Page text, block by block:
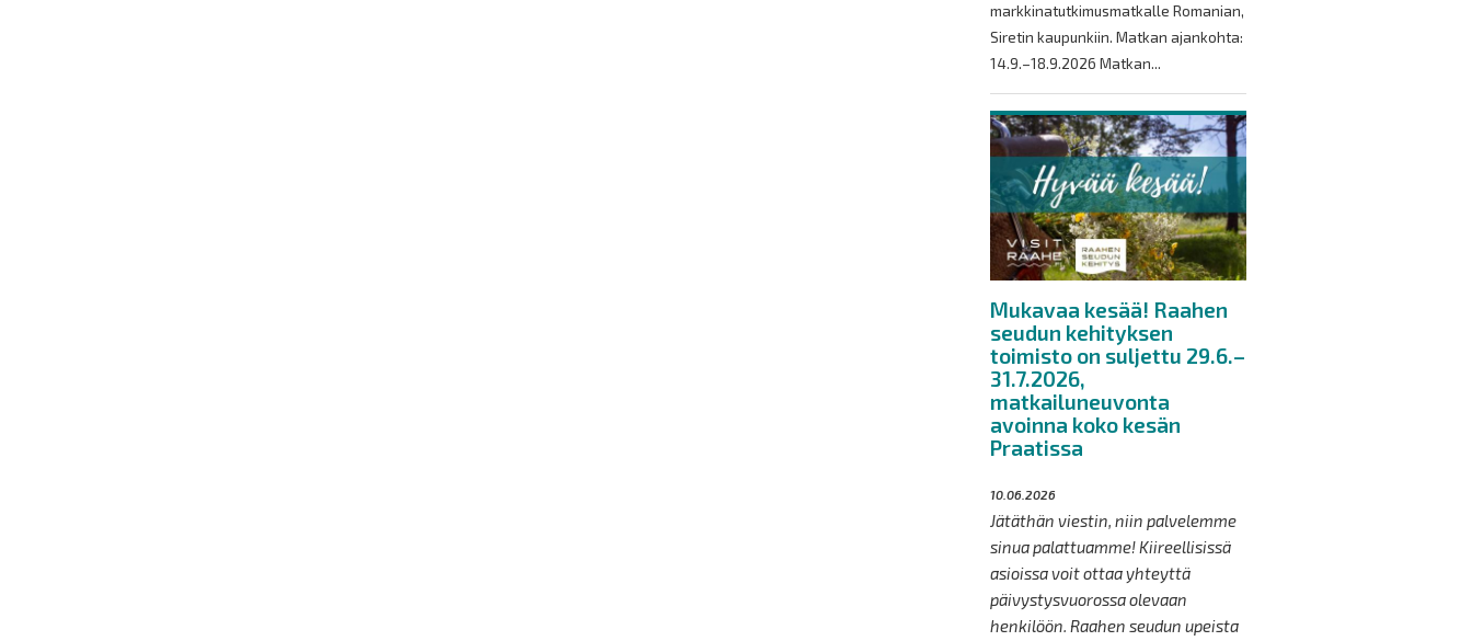
markkinatutkimusmatkalle Romanian,
Siretin kaupunkiin. Matkan ajankohta:
14.9.–18.9.2026 Matkan...
Mukavaa kesää! Raahen
seudun kehityksen
toimisto on suljettu 29.6.–
31.7.2026,
matkailuneuvonta
avoinna koko kesän
Praatissa
10.06.2026
Jätäthän viestin, niin palvelemme
sinua palattuamme! Kiireellisissä
asioissa voit ottaa yhteyttä
päivystysvuorossa olevaan
henkilöön. Raahen seudun upeista